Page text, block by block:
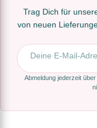
Trag Dich für
von neuen
E-Mail-Adresse
Abmeldung jederzeit